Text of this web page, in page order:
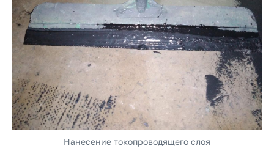
Нанесение токопроводящего слоя